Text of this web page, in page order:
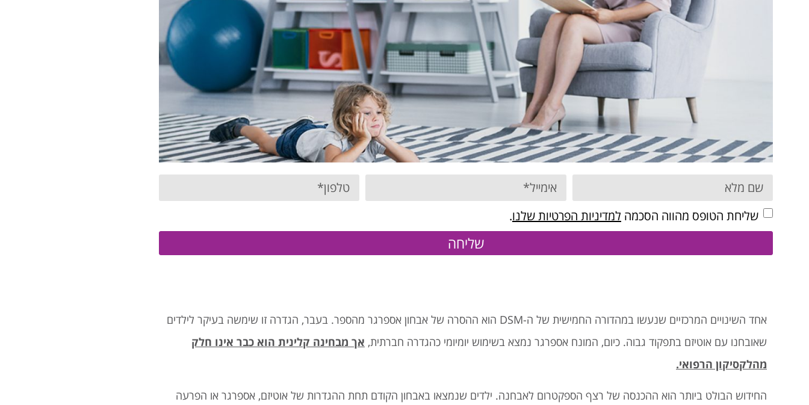
שליחת הטופס מהווה הסכמה למדיניות הפרטיות שלנו.
שליחה
אחד השינויים המרכזיים שנעשו במהדורה החמישית של ה-DSM הוא ההסרה של אבחון אספרגר מהספר. בעבר, הגדרה זו שימשה בעיקר לילדים
שאובחנו עם אוטיזם בתפקוד גבוה. כיום, המונח אספרגר נמצא בשימוש יומיומי כהגדרה חברתית, אך מבחינה קלינית הוא כבר אינו חלק
מהלקסיקון הרפואי.
החידוש הבולט ביותר הוא ההכנסה של רצף הספקטרום לאבחנה. ילדים שנמצאו באבחון הקודם תחת ההגדרות של אוטיזם, אספרגר או הפרעה